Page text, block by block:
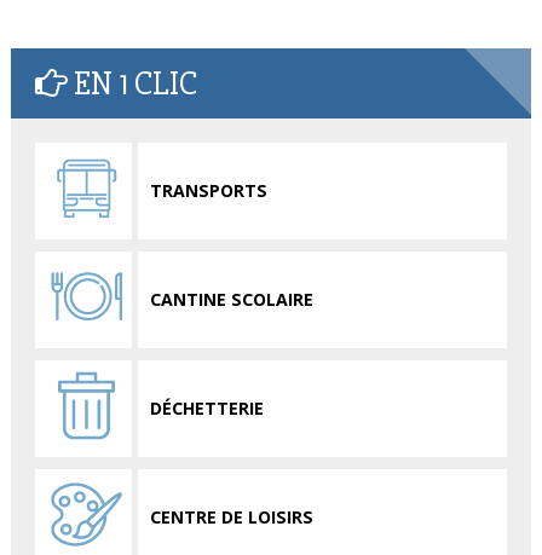
EN 1 CLIC
TRANSPORTS
CANTINE SCOLAIRE
DÉCHETTERIE
CENTRE DE LOISIRS